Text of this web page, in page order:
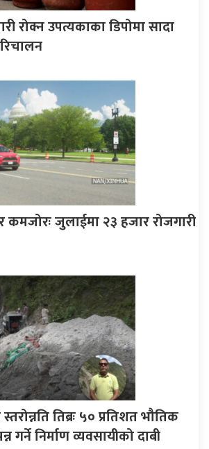
रोक्न उपत्यकाका डिपोमा सादा
कमजोरः जुलाईमा २३ हजार रोजगारी
तिब्रः ५० प्रतिशत भौतिक
गर्ने निर्माण व्यवसायीको दाबी